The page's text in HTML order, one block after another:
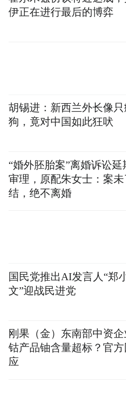
对阿尔·纳克比而言，比
“特别声明：以上作品内容(
频)为凤凰网旗下自媒体平
Notice: The content above
pictures and audios if any) is
by the user of Dafeng Hao,
platform and merely
伊正在进行最后的博弈
胡锡进：新西兰外长像只
狗，竟对中国如此狂吠
“婚外胚胎案”离婚诉讼延
审理，原配朱女士：案未
结，绝不离婚
国民党推出AI发言人“郑
文”迎战民进党
刚果（金）东南部中资企
钴产品铀含量超标？官方
应